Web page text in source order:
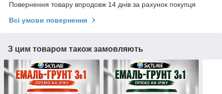
Повернення товару впродовж 14 днів за рахунок покупця
Всі умови повернення
З цим товаром також замовляють